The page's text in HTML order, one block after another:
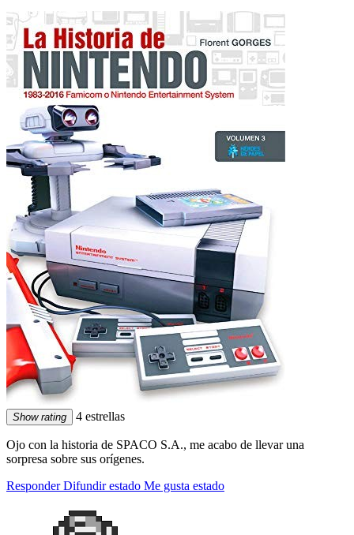
Show rating 4 estrellas
Ojo con la historia de SPACO S.A., me acabo de llevar una
sorpresa sobre sus orígenes.
Responder Difundir estado Me gusta estado